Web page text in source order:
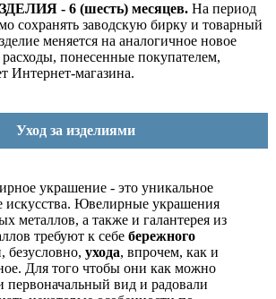
- 6 (шесть) месяцев. На период
сохранять заводскую бирку и товарный
меняется на аналогичное новое
понесенные покупателем,
Интернет-магазина.
Уход за изделиями
украшение - это уникальное
искусства. Ювелирные украшения
металлов, а также и галантерея из
требуют к себе бережного
безусловно, ухода, впрочем, как и
Для того чтобы они как можно
первоначальный вид и радовали